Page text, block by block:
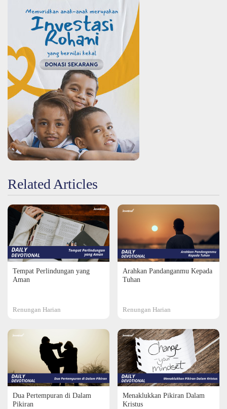
Related Articles
Tempat Perlindungan yang
Aman
Renungan Harian
Arahkan Pandanganmu Kepada
Tuhan
Renungan Harian
Dua Pertempuran di Dalam
Pikiran
Menaklukkan Pikiran Dalam
Kristus